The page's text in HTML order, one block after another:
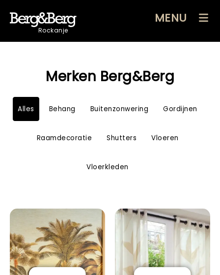
Rockanje
MENU
Merken Berg&Berg
Alles Behang Buitenzonwering Gordijnen
Raamdecoratie Shutters Vloeren
Vloerkleden